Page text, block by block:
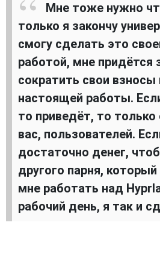
Мне тоже нужно
только я закончу
смогу сделать это
работой, мне придётся
сократить свои взносы
настоящей работы.
то приведёт, то
вас, пользователей.
достаточно денег,
другого парня,
мне работать над
рабочий день, я так и